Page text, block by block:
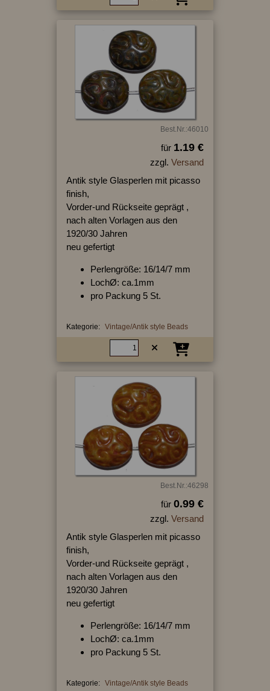
Best.Nr.:46010
für 1.19 €
zzgl. Versand
Antik style Glasperlen mit picasso
finish,
Vorder-und Rückseite geprägt ,
nach alten Vorlagen aus den
1920/30 Jahren
neu gefertigt
Perlengröße: 16/14/7 mm
LochØ: ca.1mm
pro Packung 5 St.
Kategorie: Vintage/Antik style Beads
Best.Nr.:46298
für 0.99 €
zzgl. Versand
Antik style Glasperlen mit picasso
finish,
Vorder-und Rückseite geprägt ,
nach alten Vorlagen aus den
1920/30 Jahren
neu gefertigt
Perlengröße: 16/14/7 mm
LochØ: ca.1mm
pro Packung 5 St.
Kategorie: Vintage/Antik style Beads